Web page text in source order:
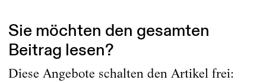
Sie möchten den gesamten
Beitrag lesen?
Diese Angebote schalten den Artikel frei: